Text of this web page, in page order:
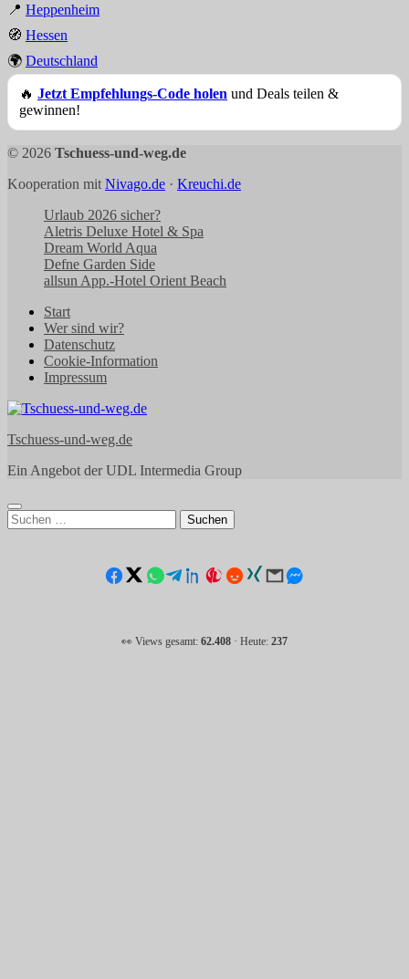
📍 Heppenheim
🧭 Hessen
🌍 Deutschland
🔥 Jetzt Empfehlungs-Code holen und Deals teilen &
gewinnen!
© 2026 Tschuess-und-weg.de
Kooperation mit Nivago.de · Kreuchi.de
Urlaub 2026 sicher?
Aletris Deluxe Hotel & Spa
Dream World Aqua
Defne Garden Side
allsun App.-Hotel Orient Beach
Start
Wer sind wir?
Datenschutz
Cookie-Information
Impressum
Tschuess-und-weg.de
Ein Angebot der UDL Intermedia Group
Suchen
nach:
👀 Views gesamt: 62.408 · Heute: 237